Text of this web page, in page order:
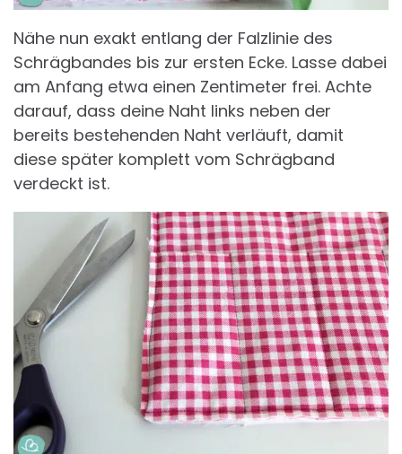
Nähe nun exakt entlang der Falzlinie des
Schrägbandes bis zur ersten Ecke. Lasse dabei
am Anfang etwa einen Zentimeter frei. Achte
darauf, dass deine Naht links neben der
bereits bestehenden Naht verläuft, damit
diese später komplett vom Schrägband
verdeckt ist.